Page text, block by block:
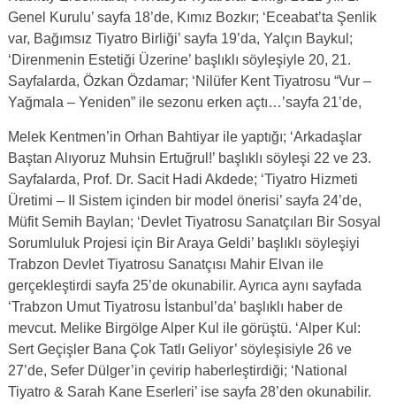
Genel Kurulu’ sayfa 18’de, Kımız Bozkır; ‘Eceabat’ta Şenlik
var, Bağımsız Tiyatro Birliği’ sayfa 19’da, Yalçın Baykul;
‘Direnmenin Estetiği Üzerine’ başlıklı söyleşiyle 20, 21.
Sayfalarda, Özkan Özdamar; ‘Nilüfer Kent Tiyatrosu “Vur –
Yağmala – Yeniden” ile sezonu erken açtı…’sayfa 21’de,
Melek Kentmen’in Orhan Bahtiyar ile yaptığı; ‘Arkadaşlar
Baştan Alıyoruz Muhsin Ertuğrul!’ başlıklı söyleşi 22 ve 23.
Sayfalarda, Prof. Dr. Sacit Hadi Akdede; ‘Tiyatro Hizmeti
Üretimi – II Sistem içinden bir model önerisi’ sayfa 24’de,
Müfit Semih Baylan; ‘Devlet Tiyatrosu Sanatçıları Bir Sosyal
Sorumluluk Projesi için Bir Araya Geldi’ başlıklı söyleşiyi
Trabzon Devlet Tiyatrosu Sanatçısı Mahir Elvan ile
gerçekleştirdi sayfa 25’de okunabilir. Ayrıca aynı sayfada
‘Trabzon Umut Tiyatrosu İstanbul’da’ başlıklı haber de
mevcut. Melike Birgölge Alper Kul ile görüştü. ‘Alper Kul:
Sert Geçişler Bana Çok Tatlı Geliyor’ söyleşisiyle 26 ve
27’de, Sefer Dülger’in çevirip haberleştirdiği; ‘National
Tiyatro & Sarah Kane Eserleri’ ise sayfa 28’den okunabilir.